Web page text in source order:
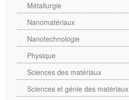
Métallurgie
Nanomatériaux
Nanotechnologie
Physique
Sciences des matériaux
Sciences et génie des matériaux